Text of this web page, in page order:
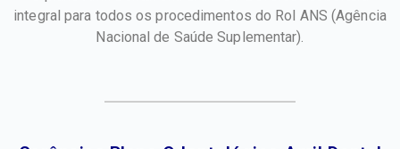
integral para todos os procedimentos do Rol ANS (Agência
Nacional de Saúde Suplementar).